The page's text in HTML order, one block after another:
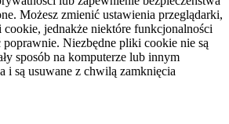
Możesz zmienić ustawienia przeglądarki,
jednakże niektóre funkcjonalności
poprawnie. Niezbędne pliki cookie nie są
sposób na komputerze lub innym
i są usuwane z chwilą zamknięcia